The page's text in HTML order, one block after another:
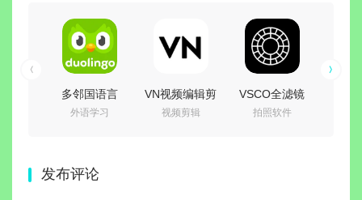
多邻国语言
v6.92.2 解锁
外语学习
VN视频编辑剪
辑工具
视频剪辑
VSCO全滤镜
v489 解锁X永
拍照软件
发布评论